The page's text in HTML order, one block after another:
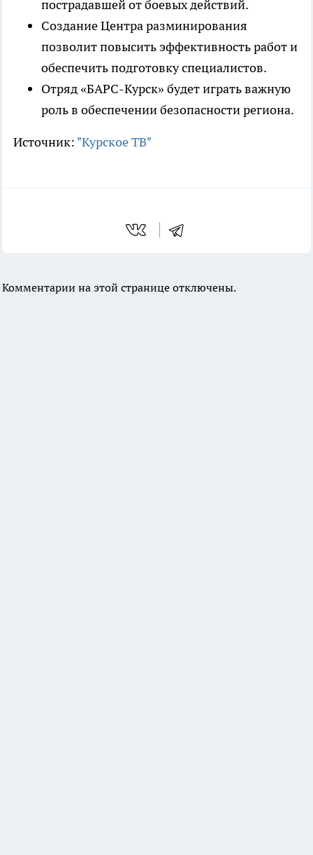
пострадавшей от боевых действий.
Создание Центра разминирования
позволит повысить эффективность работ и
обеспечить подготовку специалистов.
Отряд «БАРС-Курск» будет играть важную
роль в обеспечении безопасности региона.
Источник: "Курское ТВ"
Комментарии на этой странице отключены.